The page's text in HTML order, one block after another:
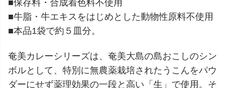
■保存料・合成着色料不使用
■牛脂・牛エキスをはじめとした動物性原料不使用
■本品1袋で約５皿分。
奄美カレーシリーズは、奄美大島の島おこしのシン
ボルとして、特別に無農薬栽培されたうこんをパウ
ダーにせず薬理効果の一段と高い「生」で使用。そ